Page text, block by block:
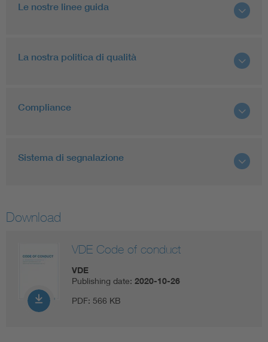
Le nostre linee guida
La nostra politica di qualità
Compliance
Sistema di segnalazione
Download
VDE Code of conduct
VDE
Publishing date: 2020-10-26
PDF: 566 KB